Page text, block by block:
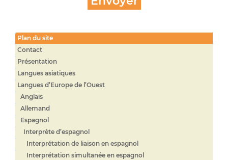
Plan du site
Contact
Présentation
Langues asiatiques
Langues d’Europe de l’Ouest
Anglais
Allemand
Espagnol
Interprète d’espagnol
Interprétation de liaison en espagnol
Interprétation simultanée en espagnol